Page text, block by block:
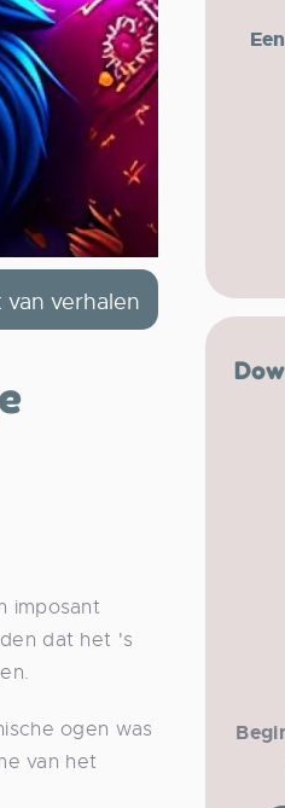
verhalen
imposant
dat het 's
ogen was
van het